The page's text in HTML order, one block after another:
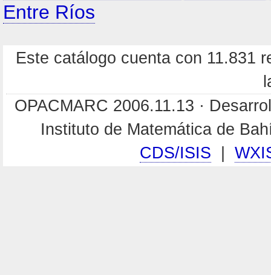
Entre Ríos
Este catálogo cuenta con 11.831
OPACMARC 2006.11.13 ·
Instituto de Matemática de
CDS/ISIS